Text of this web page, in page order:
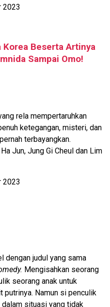
2023
Korea Beserta Artinya
Sampai Omo!
rela mempertaruhkan
ketegangan, misteri, dan
terbayangkan.
Jun, Jung Gi Cheul dan Lim
2023
dengan judul yang sama
Mengisahkan seorang
seorang anak untuk
putrinya. Namun si penculik
dalam situasi yang tidak